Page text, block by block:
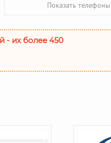
Показать телефоны
- их более 450